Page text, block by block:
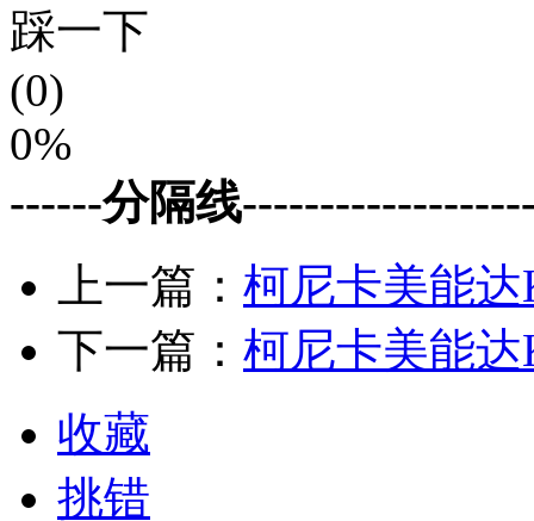
踩一下
(0)
0%
------分隔线
上一篇： 柯尼卡美能达
下一篇： 柯尼卡美能达
收藏
挑错